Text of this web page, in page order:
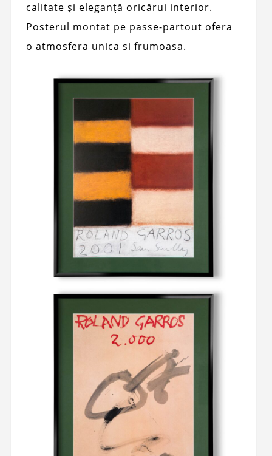
calitate și eleganță oricărui interior.
Posterul montat pe passe-partout ofera
o atmosfera unica si frumoasa.